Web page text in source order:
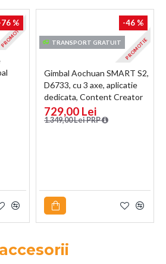
PROMOTIE
76 %
TRANSPORT GRATUIT PROMOTIE
-46 %
Gimbal Aochuan SMART S2,
D6733, cu 3 axe, aplicatie
dedicata, Content Creator
Edition, Negru Mat
729,00 Lei
1.349,00 Lei PRP